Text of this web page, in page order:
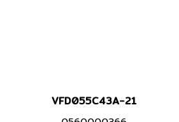
VFD055C43A-21